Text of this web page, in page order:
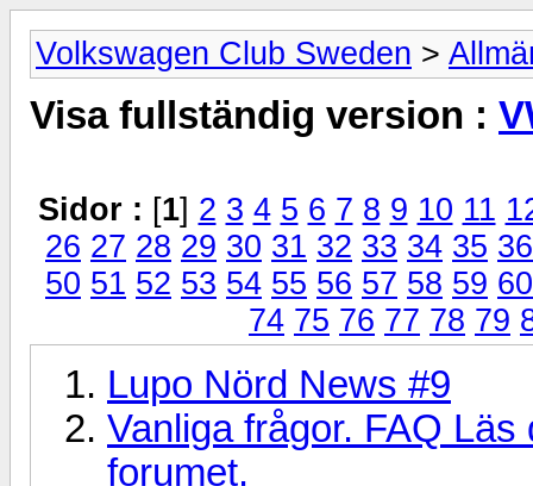
Volkswagen Club Sweden >
Visa fullständig version :
Sidor : [1] 2 3 4 5 6 7 8 9 10 11
26 27 28 29 30 31 32 33 34 35 36
50 51 52 53 54 55 56 57 58 59 60
74 75 76 77 78 79
Lupo Nörd News #9
Vanliga frågor. FAQ
forumet.